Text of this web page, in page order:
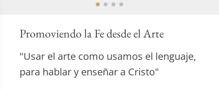
Promoviendo la Fe desde el Arte
"Usar el arte como usamos el lenguaje,
para hablar y enseñar a Cristo"